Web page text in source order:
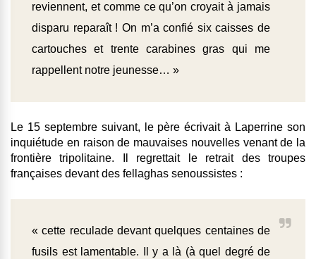
reviennent, et comme ce qu’on croyait à jamais
disparu reparaît ! On m’a confié six caisses de
cartouches et trente carabines gras qui me
rappellent notre jeunesse… »
Le 15 septembre suivant, le père écrivait à Laperrine son
inquiétude en raison de mauvaises nouvelles venant de la
frontière tripolitaine. Il regrettait le retrait des troupes
françaises devant des fellaghas senoussistes :
« cette reculade devant quelques centaines de
fusils est lamentable. Il y a là (à quel degré de